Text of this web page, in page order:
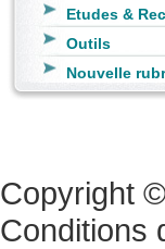
Etudes &
Outils
Nouvelle
Copyright
Conditions